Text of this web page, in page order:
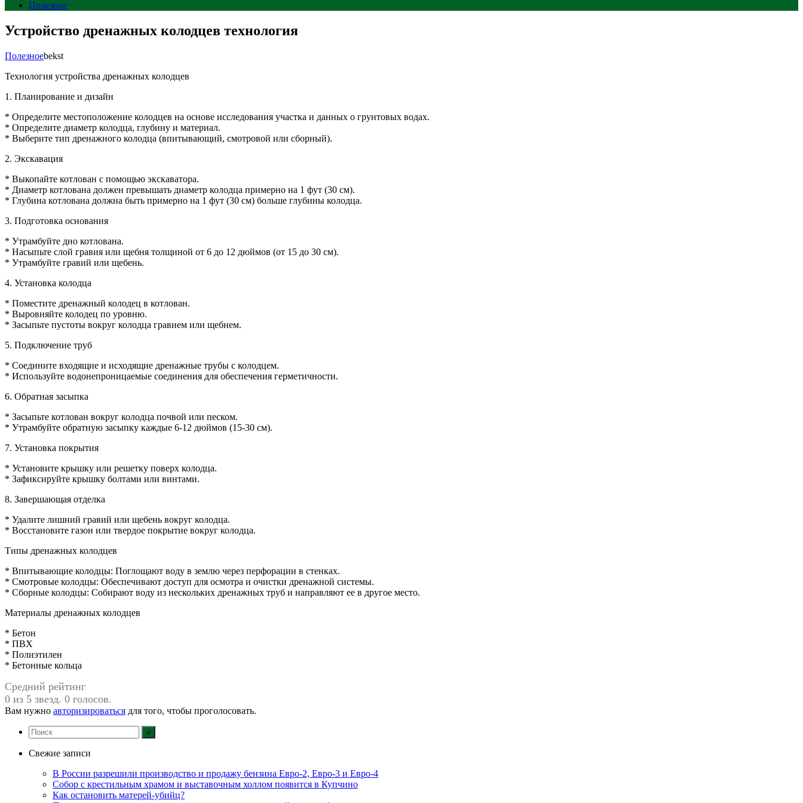
Полезное
Устройство дренажных колодцев технология
Полезноеbekst
Технология устройства дренажных колодцев
1. Планирование и дизайн
* Определите местоположение колодцев на основе исследования участка и данных о грунтовых водах.
* Определите диаметр колодца, глубину и материал.
* Выберите тип дренажного колодца (впитывающий, смотровой или сборный).
2. Экскавация
* Выкопайте котлован с помощью экскаватора.
* Диаметр котлована должен превышать диаметр колодца примерно на 1 фут (30 см).
* Глубина котлована должна быть примерно на 1 фут (30 см) больше глубины колодца.
3. Подготовка основания
* Утрамбуйте дно котлована.
* Насыпьте слой гравия или щебня толщиной от 6 до 12 дюймов (от 15 до 30 см).
* Утрамбуйте гравий или щебень.
4. Установка колодца
* Поместите дренажный колодец в котлован.
* Выровняйте колодец по уровню.
* Засыпьте пустоты вокруг колодца гравием или щебнем.
5. Подключение труб
* Соедините входящие и исходящие дренажные трубы с колодцем.
* Используйте водонепроницаемые соединения для обеспечения герметичности.
6. Обратная засыпка
* Засыпьте котлован вокруг колодца почвой или песком.
* Утрамбуйте обратную засыпку каждые 6-12 дюймов (15-30 см).
7. Установка покрытия
* Установите крышку или решетку поверх колодца.
* Зафиксируйте крышку болтами или винтами.
8. Завершающая отделка
* Удалите лишний гравий или щебень вокруг колодца.
* Восстановите газон или твердое покрытие вокруг колодца.
Типы дренажных колодцев
* Впитывающие колодцы: Поглощают воду в землю через перфорации в стенках.
* Смотровые колодцы: Обеспечивают доступ для осмотра и очистки дренажной системы.
* Сборные колодцы: Собирают воду из нескольких дренажных труб и направляют ее в другое место.
Материалы дренажных колодцев
* Бетон
* ПВХ
* Полиэтилен
* Бетонные кольца
Средний рейтинг
0 из 5 звезд. 0 голосов.
Вам нужно авторизироваться для того, чтобы проголосовать.
Свежие записи
В России разрешили производство и продажу бензина Евро-2, Евро-3 и Евро-4
Собор с крестильным храмом и выставочным холлом появится в Купчино
Как остановить матерей-убийц?